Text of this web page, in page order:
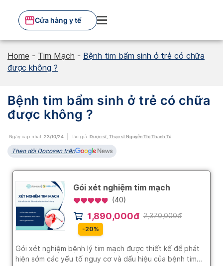
content
Cửa hàng y tế
Home - Tim Mạch - Bệnh tim bẩm sinh ở trẻ có chữa
được không ?
Bệnh tim bẩm sinh ở trẻ có chữa
được không ?
Ngày cập nhật: 23/10/24 Tác giả: Dược sĩ, Thạc sĩ Nguyễn Thị Thanh Tú
Theo dõi Docosan trên